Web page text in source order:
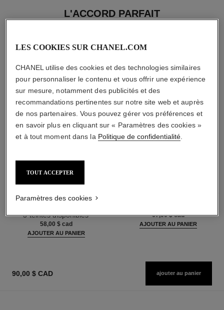
L'ACCORD PARFAIT
Longueur, Courbe et Définition
3 teintes disponibles
58,00 $ cad
AJOUTER AU PANIER
67,00 $ cad
AJOUTER AU PANIER
90,00 $ CAD ajouter au panier
LES COOKIES SUR CHANEL.COM
CHANEL utilise des cookies et des technologies similaires
pour personnaliser le contenu et vous offrir une expérience
sur mesure, notamment des publicités et des
recommandations pertinentes sur notre site web et auprès
de nos partenaires. Vous pouvez gérer vos préférences et
en savoir plus en cliquant sur « Paramètres des cookies »
et à tout moment dans la Politique de confidentialité.
TOUT ACCEPTER
Paramètres des cookies